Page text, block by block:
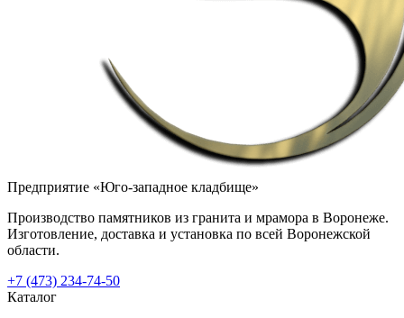
Предприятие «Юго-западное кладбище»
Производство памятников из гранита и мрамора в Воронеже.
Изготовление, доставка и установка по всей Воронежской
области.
+7 (473) 234-74-50
Каталог